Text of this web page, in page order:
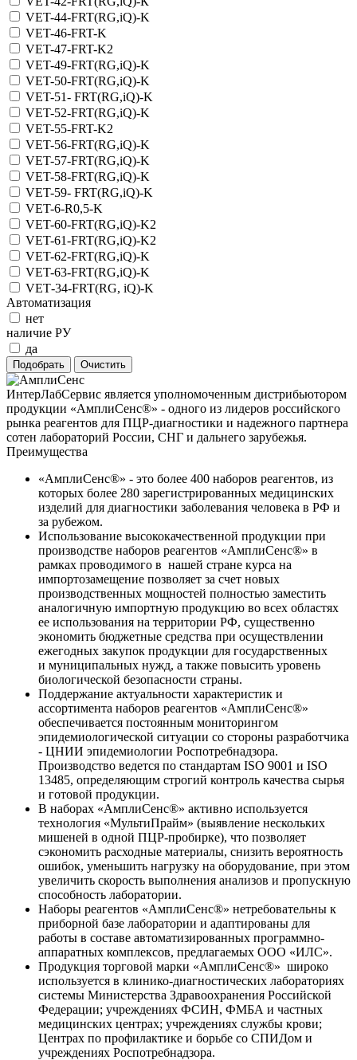
VET-44-FRT(RG,iQ)-K
VET-46-FRT-K
VET-47-FRT-K2
VET-49-FRT(RG,iQ)-K
VET-50-FRT(RG,iQ)-K
VET-51- FRT(RG,iQ)-K
VET-52-FRT(RG,iQ)-K
VET-55-FRT-K2
VET-56-FRT(RG,iQ)-K
VET-57-FRT(RG,iQ)-K
VET-58-FRT(RG,iQ)-K
VET-59- FRT(RG,iQ)-K
VET-6-R0,5-K
VET-60-FRT(RG,iQ)-K2
VET-61-FRT(RG,iQ)-K2
VET-62-FRT(RG,iQ)-K
VET-63-FRT(RG,iQ)-K
VET‑34-FRT(RG, iQ)-K
Автоматизация
нет
наличие РУ
да
ИнтерЛабСервис является уполномоченным дистрибьютором
продукции «АмплиСенс®» - одного из лидеров российского
рынка реагентов для ПЦР-диагностики и надежного партнера
сотен лабораторий России, СНГ и дальнего зарубежья.
Преимущества
«АмплиСенс®» - это более 400 наборов реагентов, из
которых более 280 зарегистрированных медицинских
изделий для диагностики заболевания человека в РФ и
за рубежом.
Использование высококачественной продукции при
производстве наборов реагентов «АмплиСенс®» в
рамках проводимого в нашей стране курса на
импортозамещение позволяет за счет новых
производственных мощностей полностью заместить
аналогичную импортную продукцию во всех областях
ее использования на территории РФ, существенно
экономить бюджетные средства при осуществлении
ежегодных закупок продукции для государственных
и муниципальных нужд, а также повысить уровень
биологической безопасности страны.
Поддержание актуальности характеристик и
ассортимента наборов реагентов «АмплиСенс®»
обеспечивается постоянным мониторингом
эпидемиологической ситуации со стороны разработчика
- ЦНИИ эпидемиологии Роспотребнадзора.
Производство ведется по стандартам ISO 9001 и ISO
13485, определяющим строгий контроль качества сырья
и готовой продукции.
В наборах «АмплиСенс®» активно используется
технология «МультиПрайм» (выявление нескольких
мишеней в одной ПЦР-пробирке), что позволяет
сэкономить расходные материалы, снизить вероятность
ошибок, уменьшить нагрузку на оборудование, при этом
увеличить скорость выполнения анализов и пропускную
способность лаборатории.
Наборы реагентов «АмплиСенс®» нетребовательны к
приборной базе лаборатории и адаптированы для
работы в составе автоматизированных программно-
аппаратных комплексов, предлагаемых ООО «ИЛС».
Продукция торговой марки «АмплиСенс®» широко
используется в клинико-диагностических лабораториях
системы Министерства Здравоохранения Российской
Федерации; учреждениях ФСИН, ФМБА и частных
медицинских центрах; учреждениях службы крови;
Центрах по профилактике и борьбе со СПИДом и
учреждениях Роспотребнадзора.